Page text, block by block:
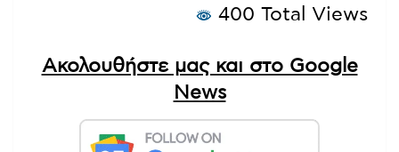
400 Total Views
Ακολουθήστε μας και στο Google
News